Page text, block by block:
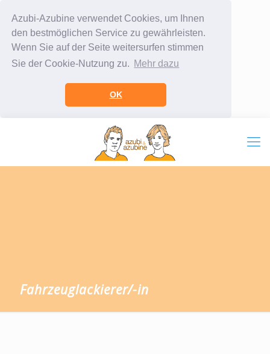
Azubi-Azubine verwendet Cookies, um Ihnen
den bestmöglichen Service zu gewährleisten.
Wenn Sie auf der Seite weitersurfen stimmen
Sie der Cookie-Nutzung zu. Mehr dazu
OK
Fahrzeuglackierer/-in